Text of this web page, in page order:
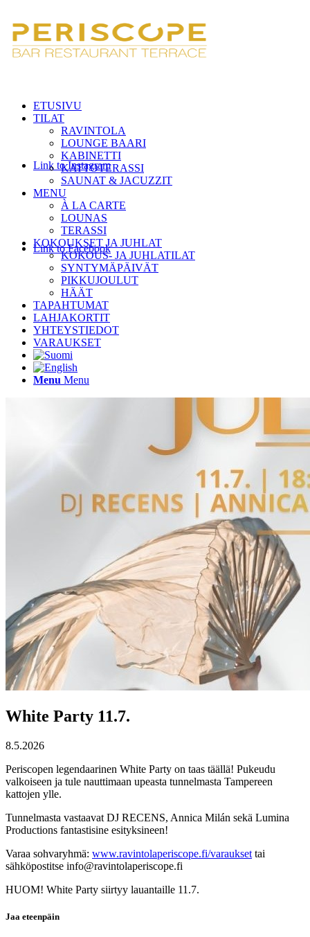
Link to Instagram
Link to Facebook
ETUSIVU
TILAT
RAVINTOLA
LOUNGE BAARI
KABINETTI
KATTOTERASSI
SAUNAT & JACUZZIT
MENU
À LA CARTE
LOUNAS
TERASSI
KOKOUKSET JA JUHLAT
KOKOUS- JA JUHLATILAT
SYNTYMÄPÄIVÄT
PIKKUJOULUT
HÄÄT
TAPAHTUMAT
LAHJAKORTIT
YHTEYSTIEDOT
VARAUKSET
Menu Menu
White Party 11.7.
8.5.2026
Periscopen legendaarinen White Party on taas täällä! Pukeudu
valkoiseen ja tule nauttimaan upeasta tunnelmasta Tampereen
kattojen ylle.
Tunnelmasta vastaavat DJ RECENS, Annica Milán sekä Lumina
Productions fantastisine esityksineen!
Varaa sohvaryhmä: www.ravintolaperiscope.fi/varaukset tai
sähköpostitse info@ravintolaperiscope.fi
HUOM! White Party siirtyy lauantaille 11.7.
Jaa eteenpäin